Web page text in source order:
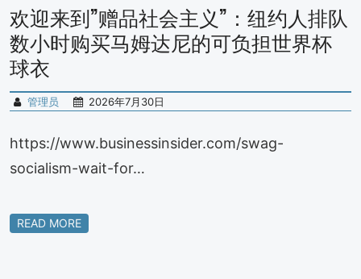
欢迎来到”赠品社会主义”：纽约人排队
数小时购买马姆达尼的可负担世界杯
球衣
管理员 2026年7月30日
https://www.businessinsider.com/swag-
socialism-wait-for…
READ MORE